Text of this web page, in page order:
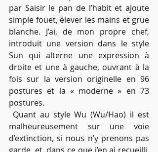
par Saisir le pan de l’habit et ajoute
simple fouet, élever les mains et grue
blanche. J’ai, de mon propre chef,
introduit une version dans le style
Sun qui alterne une expression à
droite et une à gauche, ouvrant à la
fois sur la version originelle en 96
postures et la « moderne » en 73
postures.
Quant au style Wu (Wu/Hao) il est
malheureusement sur une voie
d’extinction, si nous n’y prenons pas